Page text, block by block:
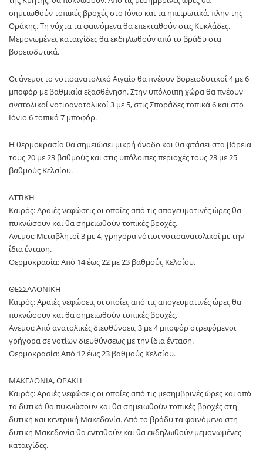
σημειωθούν τοπικές βροχές στο Ιόνιο και τα ηπειρωτικά, πλην της
Θράκης. Τη νύχτα τα φαινόμενα θα επεκταθούν στις Κυκλάδες.
Μεμονωμένες καταιγίδες θα εκδηλωθούν από το βράδυ στα
βορειοδυτικά.
Οι άνεμοι το νοτιοανατολικό Αιγαίο θα πνέουν βορειοδυτικοί 4 με 6
μποφόρ με βαθμιαία εξασθένηση. Στην υπόλοιπη χώρα θα πνέουν
ανατολικοί νοτιοανατολικοί 3 με 5, στις Σποράδες τοπικά 6 και στο
Ιόνιο 6 τοπικά 7 μποφόρ.
Η θερμοκρασία θα σημειώσει μικρή άνοδο και θα φτάσει στα βόρεια
τους 20 με 23 βαθμούς και στις υπόλοιπες περιοχές τους 23 με 25
βαθμούς Κελσίου.
ΑΤΤΙΚΗ
Καιρός: Αραιές νεφώσεις οι οποίες από τις απογευματινές ώρες θα
πυκνώσουν και θα σημειωθούν τοπικές βροχές.
Ανεμοι: Μεταβλητοί 3 με 4, γρήγορα νότιοι νοτιοανατολικοί με την
ίδια ένταση.
Θερμοκρασία: Από 14 έως 22 με 23 βαθμούς Κελσίου.
ΘΕΣΣΑΛΟΝΙΚΗ
Καιρός: Αραιές νεφώσεις οι οποίες από τις απογευματινές ώρες θα
πυκνώσουν και θα σημειωθούν τοπικές βροχές.
Ανεμοι: Από ανατολικές διευθύνσεις 3 με 4 μποφόρ στρεφόμενοι
γρήγορα σε νοτίων διευθύνσεως με την ίδια ένταση.
Θερμοκρασία: Από 12 έως 23 βαθμούς Κελσίου.
ΜΑΚΕΔΟΝΙΑ, ΘΡΑΚΗ
Καιρός: Αραιές νεφώσεις οι οποίες από τις μεσημβρινές ώρες και από
τα δυτικά θα πυκνώσουν και θα σημειωθούν τοπικές βροχές στη
δυτική και κεντρική Μακεδονία. Από το βράδυ τα φαινόμενα στη
δυτική Μακεδονία θα ενταθούν και θα εκδηλωθούν μεμονωμένες
καταιγίδες.